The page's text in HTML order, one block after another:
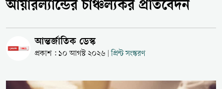
আয়ারল্যান্ডের চাঞ্চল্যকর প্রতিবেদন
আন্তর্জাতিক ডেস্ক
প্রকাশ : ১০ আগস্ট ২০২৬ প্রিন্ট সংস্করণ